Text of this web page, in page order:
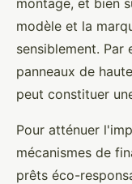
modèle et la
sensiblement. Par
panneaux de
peut constituer
Pour atténuer
mécanismes de
prêts éco-